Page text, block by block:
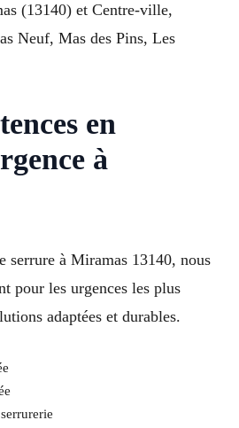
(13140) et Centre-ville,
Neuf, Mas des Pins, Les
en
à
serrure à Miramas 13140, nous
pour les urgences les plus
adaptées et durables.